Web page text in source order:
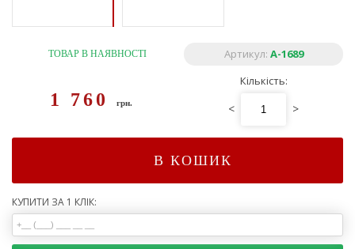
ТОВАР В НАЯВНОСТІ Артикул: A-1689
1 760грн.
Кількість:
< >
В КОШИК
КУПИТИ ЗА 1 КЛІК: